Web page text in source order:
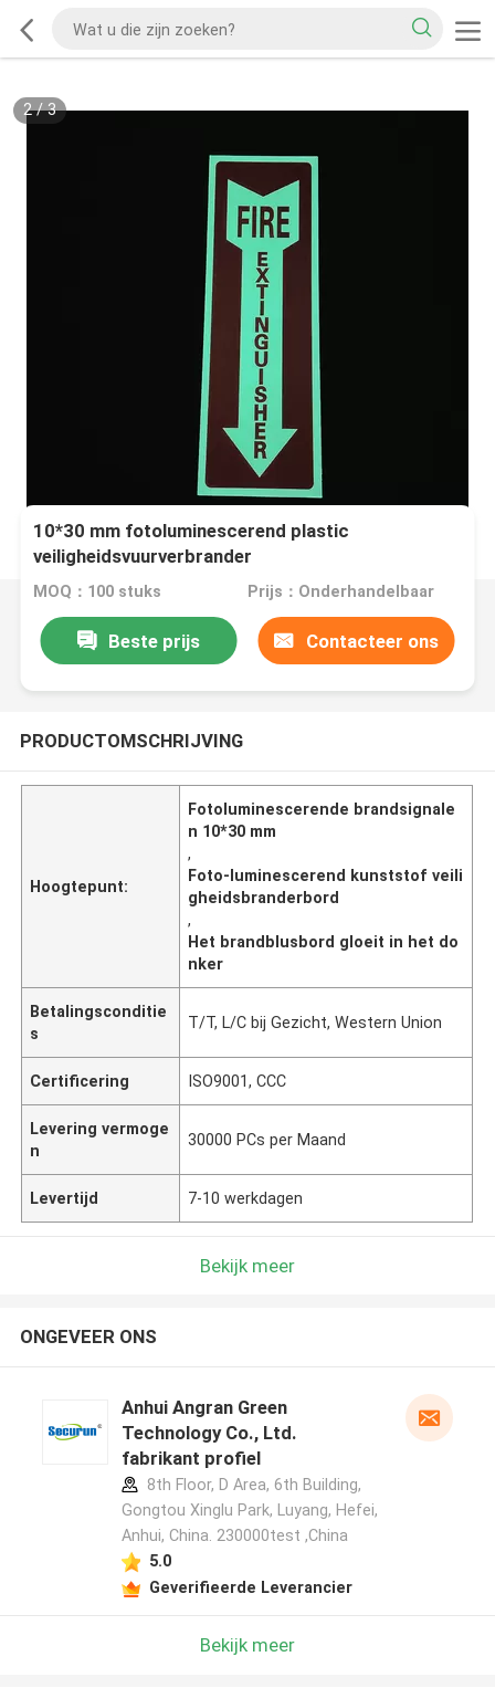
2/3
10*30 mm fotoluminescerend plastic
veiligheidsvuurverbrander
MOQ：100 stuks Prijs：Onderhandelbaar
Beste prijs Contacteer ons
PRODUCTOMSCHRIJVING
Hoogtepunt:
Fotoluminescerende brandsignale
n 10*30 mm
,
Foto-luminescerend kunststof veili
gheidsbranderbord
,
Het brandblusbord gloeit in het do
nker
Betalingsconditie
s
T/T, L/C bij Gezicht, Western Union
Certificering ISO9001, CCC
Levering vermoge
n
30000 PCs per Maand
Levertijd 7-10 werkdagen
Bekijk meer
ONGEVEER ONS
Anhui Angran Green
Technology Co., Ltd.
fabrikant profiel
8th Floor, D Area, 6th Building,
Gongtou Xinglu Park, Luyang, Hefei,
Anhui, China. 230000test ,China
5.0
Geverifieerde Leverancier
Bekijk meer